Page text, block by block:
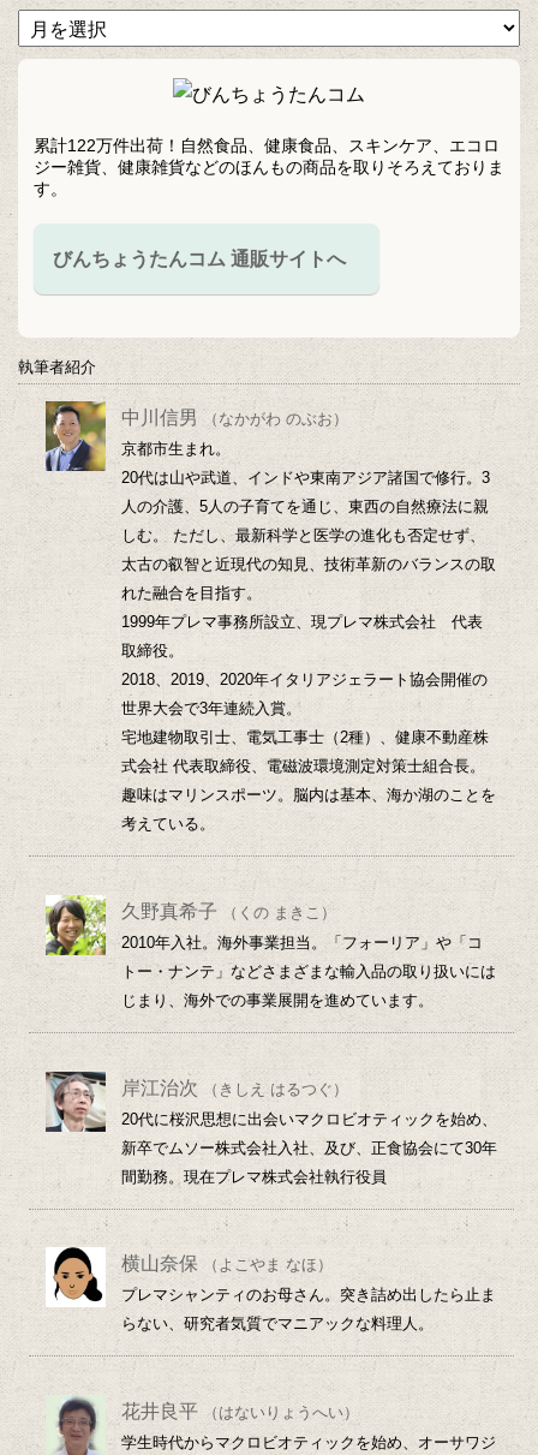
ア
ー
カ
累計122万件出荷！自然食品、健康食品、スキンケア、エコロ
ジー雑貨、健康雑貨などのほんもの商品を取りそろえておりま
す。
びんちょうたんコム 通販サイトへ
執筆者紹介
中川信男
（なかがわ のぶお）
京都市生まれ。
20代は山や武道、インドや東南アジア諸国で修行。3
人の介護、5人の子育てを通じ、東西の自然療法に親
しむ。 ただし、最新科学と医学の進化も否定せず、
太古の叡智と近現代の知見、技術革新のバランスの取
れた融合を目指す。
1999年プレマ事務所設立、現プレマ株式会社 代表
取締役。
2018、2019、2020年イタリアジェラート協会開催の
世界大会で3年連続入賞。
宅地建物取引士、電気工事士（2種）、健康不動産株
式会社 代表取締役、電磁波環境測定対策士組合長。
趣味はマリンスポーツ。脳内は基本、海か湖のことを
考えている。
久野真希子
（くの まきこ）
2010年入社。海外事業担当。「フォーリア」や「コ
トー・ナンテ」などさまざまな輸入品の取り扱いには
じまり、海外での事業展開を進めています。
岸江治次
（きしえ はるつぐ）
20代に桜沢思想に出会いマクロビオティックを始め、
新卒でムソー株式会社入社、及び、正食協会にて30年
間勤務。現在プレマ株式会社執行役員
横山奈保
（よこやま なほ）
プレマシャンティのお母さん。突き詰め出したら止ま
らない、研究者気質でマニアックな料理人。
花井良平
（はないりょうへい）
学生時代からマクロビオティックを始め、オーサワジ